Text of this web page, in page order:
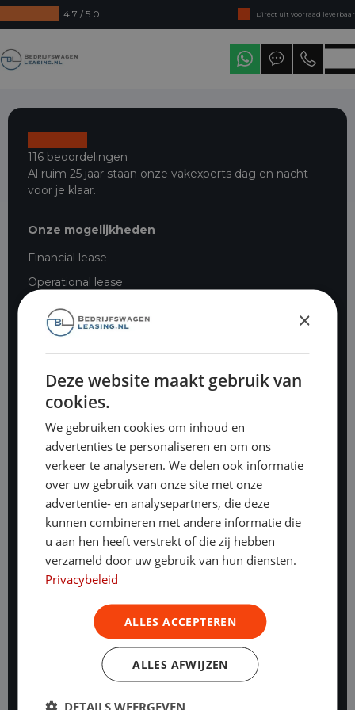
4.7 / 5.0
Direct uit voorraad leverbaar
Levering in heel Nederland
116 beoordelingen
Al ruim 25 jaar staan onze vakexperts dag en nacht
voor je klaar.
Onze mogelijkheden
Financial lease
Operational lease
Hoe werkt operational lease?
Financial lease bedrijfswagens
Bedrijfswagen leasen starters
Leasen & BKR
Meld je aan voor onze nieuwsbrief
Meld je aan voor de nieuwsbrief en ontvang
exclusieve aanbiedingen
Aanmelden
Contact
5721 MZ Asten
088 - 700 1899
Route
×
Deze website maakt gebruik van
cookies.
We gebruiken cookies om inhoud en
advertenties te personaliseren en om ons
verkeer te analyseren. We delen ook informatie
over uw gebruik van onze site met onze
advertentie- en analysepartners, die deze
kunnen combineren met andere informatie die
u aan hen heeft verstrekt of die zij hebben
verzameld door uw gebruik van hun diensten.
Privacybeleid
ALLES ACCEPTEREN
ALLES AFWIJZEN
DETAILS WEERGEVEN